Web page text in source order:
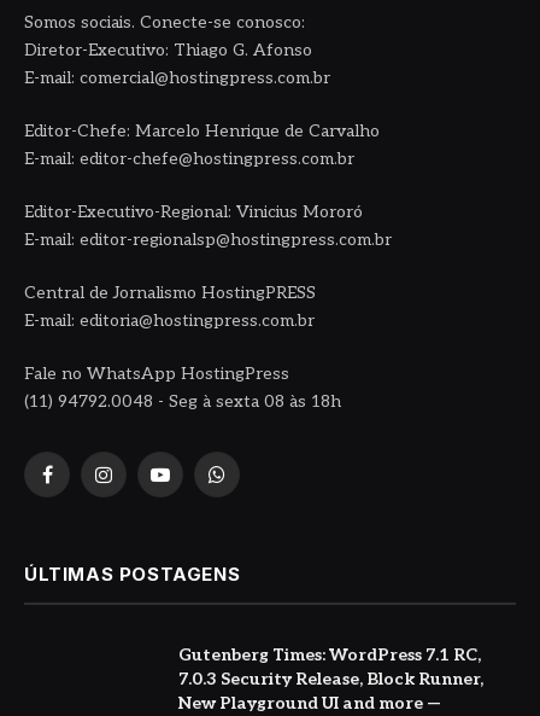
Somos sociais. Conecte-se conosco:
Diretor-Executivo: Thiago G. Afonso
E-mail: comercial@hostingpress.com.br
Editor-Chefe: Marcelo Henrique de Carvalho
E-mail: editor-chefe@hostingpress.com.br
Editor-Executivo-Regional: Vinicius Mororó
E-mail: editor-regionalsp@hostingpress.com.br
Central de Jornalismo HostingPRESS
E-mail: editoria@hostingpress.com.br
Fale no WhatsApp HostingPress
(11) 94792.0048 - Seg à sexta 08 às 18h
FacebookInstagramYouTubeWhatsApp
ÚLTIMAS POSTAGENS
Gutenberg Times: WordPress 7.1 RC,
7.0.3 Security Release, Block Runner,
New Playground UI and more —